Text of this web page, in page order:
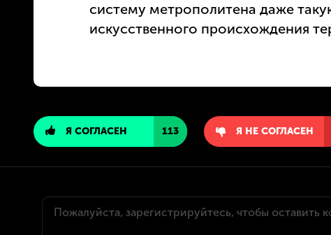
систему метрополитена даже
искусственного происхождения
Я СОГЛАСЕН 113 Я НЕ СОГЛАСЕН